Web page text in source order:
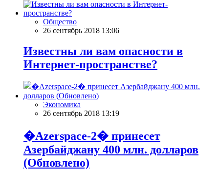
Общество
26 сентябрь 2018 13:06
Известны ли вам опасности в
Интернет-пространстве?
Экономика
26 сентябрь 2018 13:19
�Azerspace-2� принесет
Азербайджану 400 млн. долларов
(Обновлено)